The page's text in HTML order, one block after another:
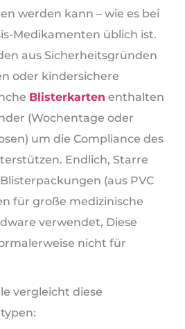
werden kann – wie es bei
Medikamenten üblich ist.
aus Sicherheitsgründen
oder kindersichere
Blisterkarten enthalten
(Wochentage oder
um die Compliance des
Endlich, Starre
(aus PVC
für große medizinische
verwendet, Diese
nicht für
vergleicht diese